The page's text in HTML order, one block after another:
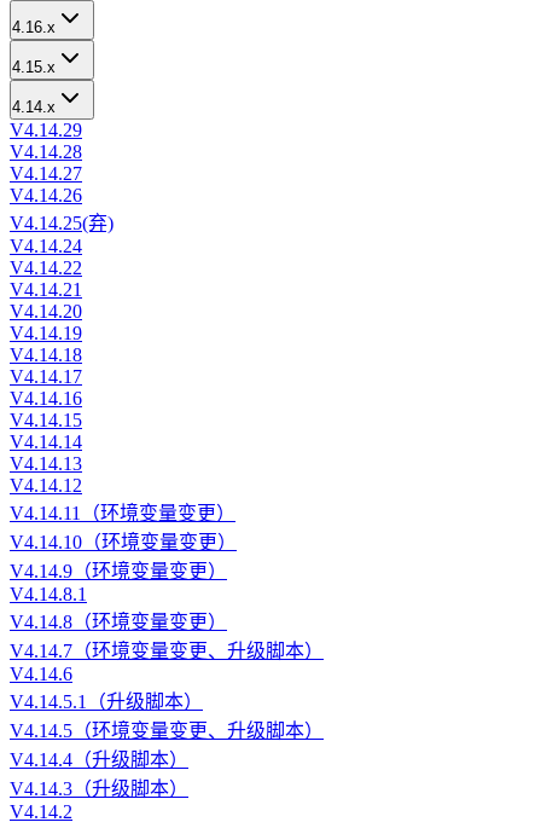
4.16.x
4.15.x
4.14.x
V4.14.29
V4.14.28
V4.14.27
V4.14.26
V4.14.25(弃)
V4.14.24
V4.14.22
V4.14.21
V4.14.20
V4.14.19
V4.14.18
V4.14.17
V4.14.16
V4.14.15
V4.14.14
V4.14.13
V4.14.12
V4.14.11（环境变量变更）
V4.14.10（环境变量变更）
V4.14.9（环境变量变更）
V4.14.8.1
V4.14.8（环境变量变更）
V4.14.7（环境变量变更、升级脚本）
V4.14.6
V4.14.5.1（升级脚本）
V4.14.5（环境变量变更、升级脚本）
V4.14.4（升级脚本）
V4.14.3（升级脚本）
V4.14.2